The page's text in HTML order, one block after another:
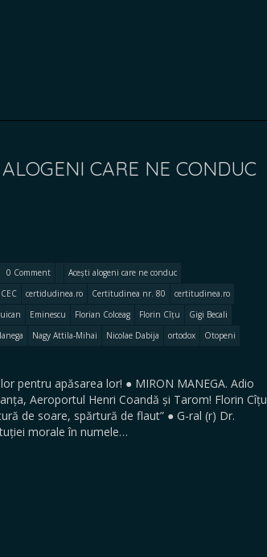
CARE NE CONDUC
0 Comment
Acești alogeni care ne conduc
CEC certidudinea.ro Certitudinea nr. 80
certitudinea.ro
Eminescu Florian Colceag Florin Cîțu
Gigi Becali
Nagy Attila-Mihai Nicolae Dabija ortodox
Otopeni
pentru apăsarea lor! ● MIRON MANEGA. Adio
Aeroportul Henri Coandă și Tarom! Florin Cîțu
de soare, spărtură de flaut” ● G-ral (r) Dr.
morale în numele…